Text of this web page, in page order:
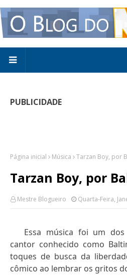
PUBLICIDADE
Página inicial Música Tarzan Boy, por
Tarzan Boy, por
Mestre Blogueiro Quarta-Feira,
Essa música foi um
cantor conhecido como
toques de busca da
cômico ao lembrar os gritos